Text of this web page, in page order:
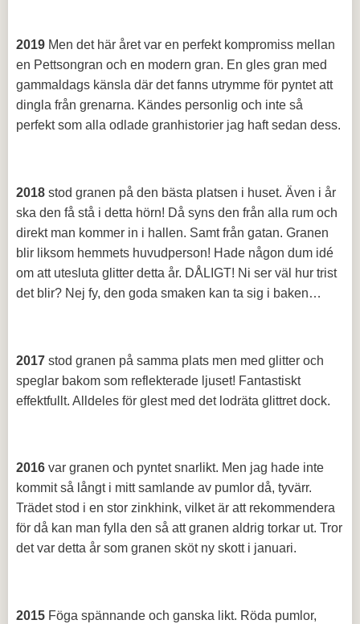
2019 Men det här året var en perfekt kompromiss mellan
en Pettsongran och en modern gran. En gles gran med
gammaldags känsla där det fanns utrymme för pyntet att
dingla från grenarna. Kändes personlig och inte så
perfekt som alla odlade granhistorier jag haft sedan dess.
2018 stod granen på den bästa platsen i huset. Även i år
ska den få stå i detta hörn! Då syns den från alla rum och
direkt man kommer in i hallen. Samt från gatan. Granen
blir liksom hemmets huvudperson! Hade någon dum idé
om att utesluta glitter detta år. DÅLIGT! Ni ser väl hur trist
det blir? Nej fy, den goda smaken kan ta sig i baken…
2017 stod granen på samma plats men med glitter och
speglar bakom som reflekterade ljuset! Fantastiskt
effektfullt. Alldeles för glest med det lodräta glittret dock.
2016 var granen och pyntet snarlikt. Men jag hade inte
kommit så långt i mitt samlande av pumlor då, tyvärr.
Trädet stod i en stor zinkhink, vilket är att rekommendera
för då kan man fylla den så att granen aldrig torkar ut. Tror
det var detta år som granen sköt ny skott i januari.
2015 Föga spännande och ganska likt. Röda pumlor,